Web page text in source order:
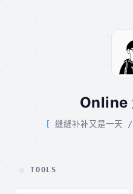
Online
缝缝补补又是一天
TOOLS